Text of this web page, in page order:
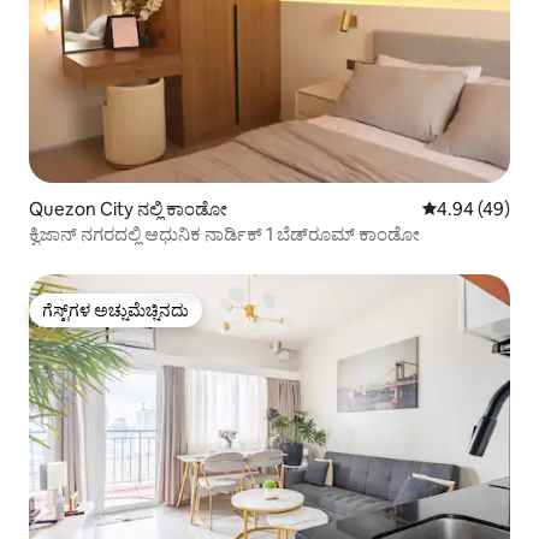
Quezon City ನಲ್ಲಿ ಕಾಂಡೋ 5 ರಲ್ಲಿ 4.94
4.94 (49)
ಕ್ವಿಜಾನ್ ನಗರದಲ್ಲಿ ಆಧುನಿಕ ನಾರ್ಡಿಕ್ 1 ಬೆಡ್‌ರೂಮ್ ಕಾಂಡೋ
ಗೆಸ್ಟ್‌ಗಳ ಅಚ್ಚುಮೆಚ್ಚಿನದು
ಗೆಸ್ಟ್‌ಗಳ ಅಚ್ಚುಮೆಚ್ಚಿನದು